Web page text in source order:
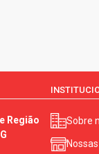
Região
Sobre